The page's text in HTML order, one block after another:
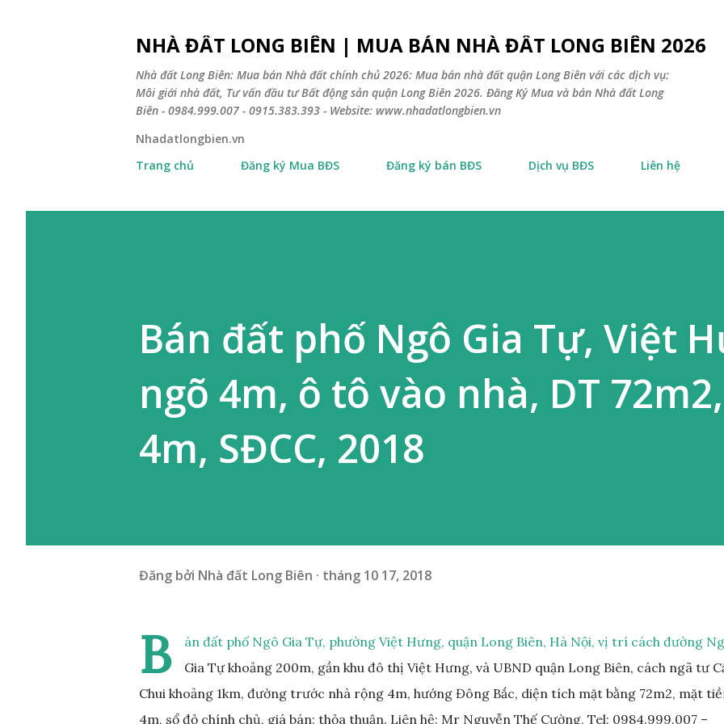
NHÀ ĐẤT LONG BIÊN | MUA BÁN NHÀ ĐẤT LONG BIÊN 2026
Nhà đất Long Biên: Mua bán Nhà đất chính chủ 2026: Mua bán nhà đất quận Long Biên với các dịch vụ:
Môi giới nhà đất, Tư vấn đầu tư Bất động sản quận Long Biên 2026. Đăng Ký Mua và bán Nhà đất Long
Biên - 0984.999.007 - 0915.383.393 - Website: www.nhadatlongbien.vn
Nhadatlongbien.vn
Trang chủ
Đăng ký Mua BĐS Đăng ký bán BĐS Dịch vụ BĐS Liên hệ
Bán đất phố Ngô Gia Tự, Việt
ngõ 4m, ô tô vào nhà, DT
4m, SĐCC, 2018
Đăng bởi Nhà đất Long Biên tháng 10 17, 2018
B
án đất phố Ngô Gia Tự, phường Việt Hưng, quận Long Biên, Hà Nội, vị trí cách đường
Gia Tự khoảng 200m, gần khu đô thị Việt Hưng, và UBND quận Long Biên, cách ngã tư
Chui khoảng 1km, đường trước nhà rộng 4m, hướng Đông Bắc, diện tích mặt bằng 72m2, mặt
4m, sổ đỏ chính chủ, giá bán: thỏa thuận. Liên hệ: Mr Nguyễn Thế Cường, Tel: 0984.999.007 –